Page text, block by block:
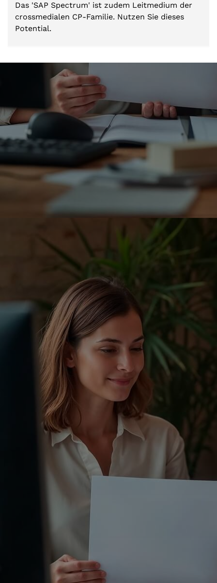
Das 'SAP Spectrum' ist zudem Leitmedium der
crossmedialen CP-Familie. Nutzen Sie dieses
Potential.